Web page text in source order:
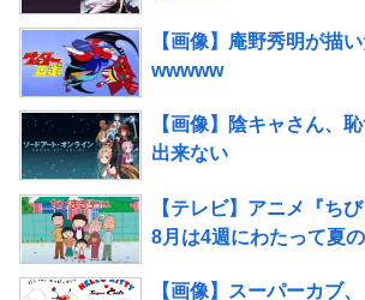
【画像】庵野秀明が描
wwwww
【画像】陰キャさん、
出来ない
【テレビ】アニメ『ち
8月は4週にわたって夏
【画像】スーパーカブ